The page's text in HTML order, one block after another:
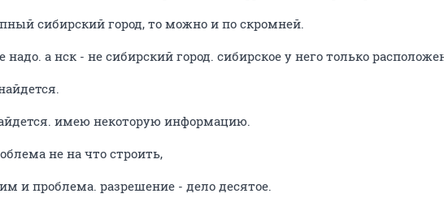
сибирский город, то можно и по скромней.
надо. а нск - не сибирский город. сибирское у него только
имею некоторую информацию.
не на что строить,
и проблема. разрешение - дело десятое.